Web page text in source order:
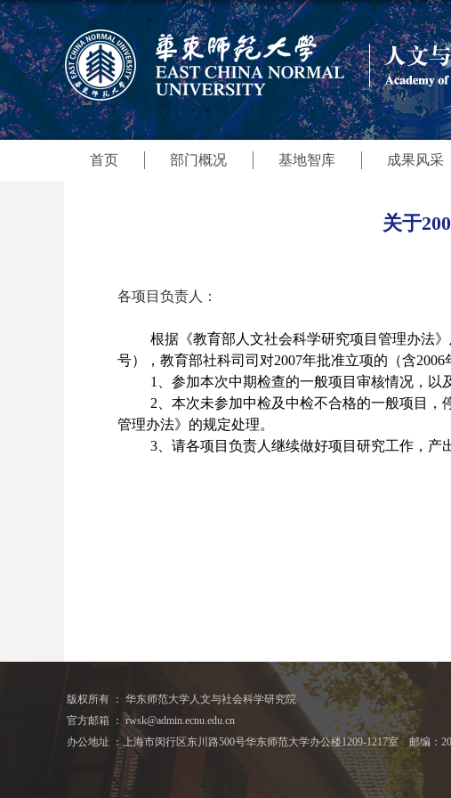
首页 部门概况 基地智库 成果风采
关于
各项目负责人：
根据《教育部人文社会科学研究项目管理办法
号），教育部社科司司对2007年批准立项的（含2006
1
、参加本次中期检查的一般项目审核情况，
2 、本次未参加中检及中检不合格的一般项目，
管理办法》的规定处理。
3 、请各项目负责人继续做好项目研究工作，
版权所有 ： 华东师范大学人文与社会科学研究院
官方邮箱 ： rwsk@admin.ecnu.edu.cn
办公地址 ：上海市闵行区东川路500号华东师范大学办公楼1209-1217室 邮编：